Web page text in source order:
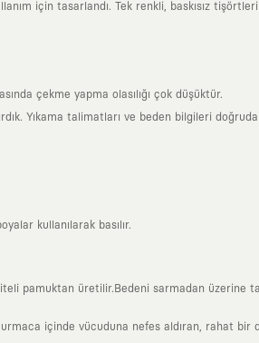
için tasarlandı. Tek renkli, baskısız
çekme yapma olasılığı çok düşüktür.
Yıkama talimatları ve beden bilgileri
kullanılarak basılır.
pamuktan üretilir.Bedeni sarmadan üzerine
içinde vücuduna nefes aldıran, rahat bir